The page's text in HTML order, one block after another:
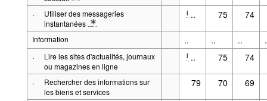
* Note: Facebook, Twitter, Instagram, Snapchat…
·
Utiliser des messageries
instantanées
* Note: échange de messages via Skype, Messenger, WhatApp,
l .. 75 74
Information .. .. ..
·
Lire les sites d'actualités, journaux
ou magazines en ligne
l .. 75 74
·
Rechercher des informations sur
les biens et services
79 70 69